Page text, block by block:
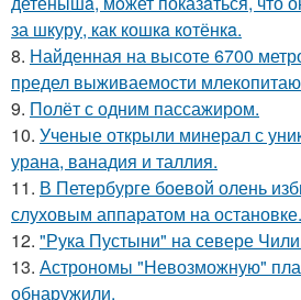
за шкуру, как кошкa котёнкa.
8. Найденная на высоте 6700
предел выживаемости
9. Полёт с одним пассажиром.
10. Ученые открыли минерал с
урана, ванадия и таллия.
11. В Петербурге боевой олень
слуховым аппаратом на остановке.
12. "Рука Пустыни" на севере
13. Астрономы "Невозможную"
обнаружили.